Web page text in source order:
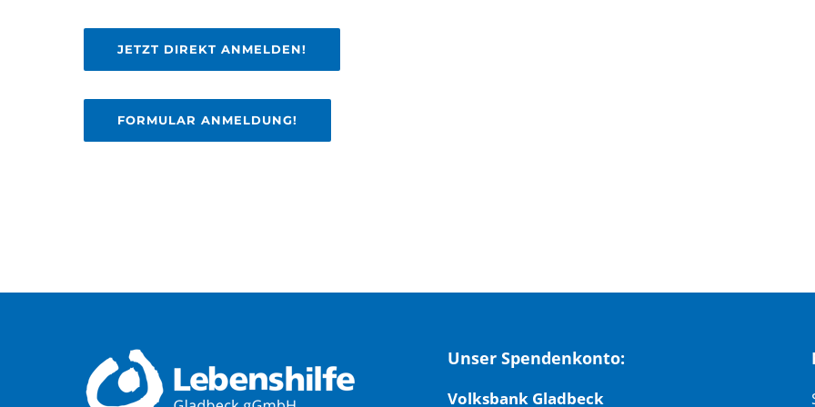
JETZT DIREKT ANMELDEN!
FORMULAR ANMELDUNG!
Unser Spendenkonto:
Volksbank Gladbeck